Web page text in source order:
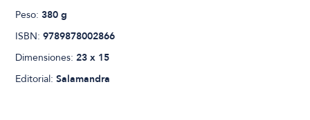
Peso:380 g
ISBN:9789878002866
Dimensiones:23 x 15
Editorial:Salamandra